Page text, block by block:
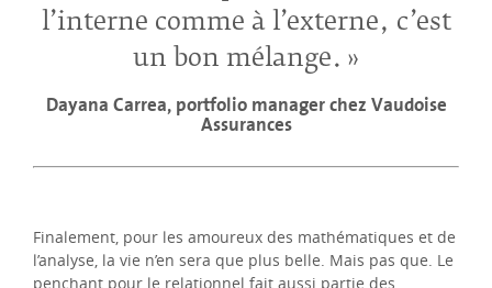
l’interne comme à l’externe, c’est
un bon mélange.
Dayana Carrea, portfolio manager chez Vaudoise
Assurances
Finalement, pour les amoureux des mathématiques et de
l’analyse, la vie n’en sera que plus belle. Mais pas que. Le
penchant pour le relationnel fait aussi partie des